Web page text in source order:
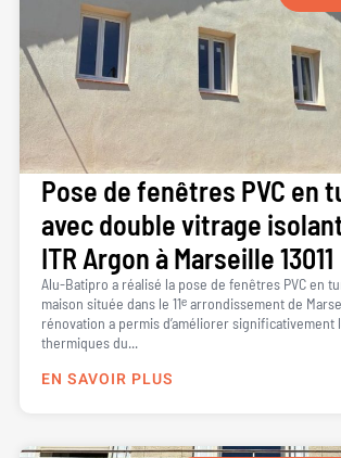
Pose de fenêtres PVC en
avec double vitrage
ITR Argon à Marseille 13011
Alu-Batipro a réalisé la pose de fenêtres PVC en
maison située dans le 11ᵉ arrondissement de
rénovation a permis d’améliorer
thermiques du...
EN SAVOIR PLUS